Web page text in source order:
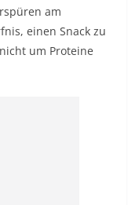
am
einen Snack zu
um Proteine